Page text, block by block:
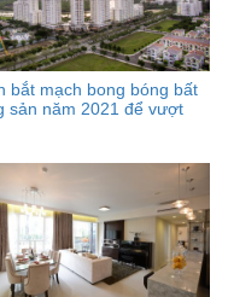
bắt mạch bong bóng bất
sản năm 2021 để vượt